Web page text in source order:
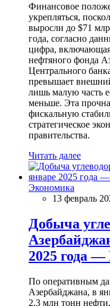
Финансовое
укрепляться,
выросли до $71
года, согласно
цифра, включающая
нефтяного фонда
Центрального
превышает
лишь малую часть
меньше. Эта
фискальную
стратегическое
правительства.
Читать далее
Экономика
13 февраль
Добыча
2025 года
По оперативным
Азербайджана, в
2,3 млн тонн